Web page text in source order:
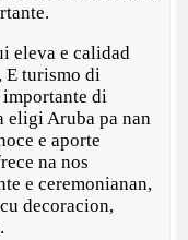
eleva e calidad
E turismo di
importante di
eligi Aruba pa nan
e aporte
na nos
e ceremonianan,
decoracion,